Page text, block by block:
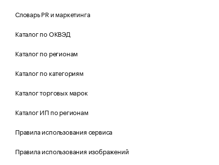
Словарь PR и маркетинга
Каталог по ОКВЭД
Каталог по регионам
Каталог по категориям
Каталог торговых марок
Каталог ИП по регионам
Правила использования сервиса
Правила использования изображений